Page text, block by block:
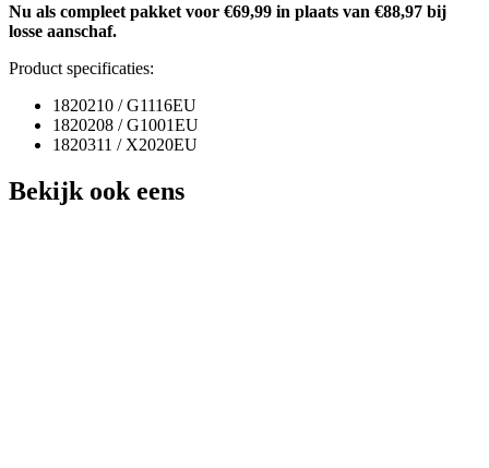
Nu als compleet pakket voor €69,99 in plaats van €88,97 bij
losse aanschaf.
Product specificaties:
1820210 / G1116EU
1820208 / G1001EU
1820311 / X2020EU
Bekijk ook eens